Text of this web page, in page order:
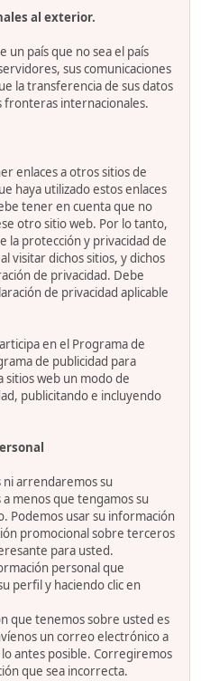
al exterior.
un país que no sea el país
sus comunicaciones
la transferencia de sus datos
fronteras internacionales.
enlaces a otros sitios de
haya utilizado estos enlaces
tener en cuenta que no
otro sitio web. Por lo tanto,
la protección y privacidad de
visitar dichos sitios, y dichos
de privacidad. Debe
de privacidad aplicable
en el Programa de
de publicidad para
sitios web un modo de
publicitando e incluyendo
arrendaremos su
menos que tengamos su
Podemos usar su información
promocional sobre terceros
para usted.
personal que
perfil y haciendo clic en
que tenemos sobre usted es
un correo electrónico a
lo antes posible. Corregiremos
que sea incorrecta.